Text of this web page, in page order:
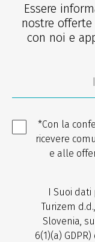
Essere
nostre
con noi e
*Con la
ricevere
e alle
I Suoi
Turizem
Slovenia,
6(1)(a)